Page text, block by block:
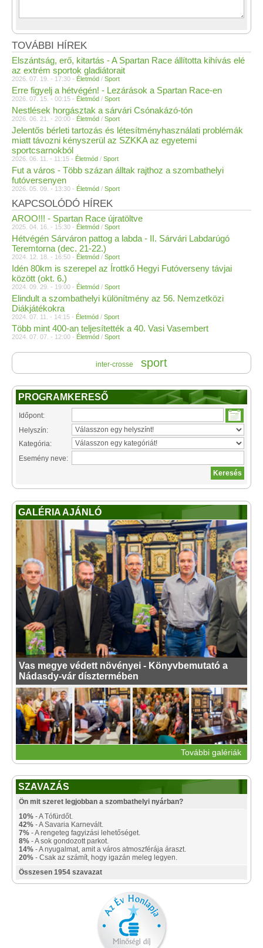
TOVÁBBI HÍREK
Elszántság, erő, kitartás - A Spartan Race állította kihívás elé
az extrém sportok gladiátorait
2026. 07. 19. - 17:30 - Életmód / Sport
Erre figyelj a hétvégén! - Lezárások a Spartan Race-en
2026. 07. 15. - 00:15 - Életmód / Sport
Nestlések horgásztak a sárvári Csónakázó-tón
2026. 06. 21. - 20:00 - Életmód / Sport
Jelentős bérleti tartozás és létesítményhasználati problémák
miatt távozni kényszerül az SZKKA az egyetemi
sportcsarnokból
2026. 06. 11. - 11:15 - Életmód / Sport
Fut a város - Több százan álltak rajthoz a szombathelyi
futóversenyen
2026. 05. 09. - 13:30 - Életmód / Sport
KAPCSOLÓDÓ HÍREK
AROO!!! - Spartan Race újratöltve
2025. 04. 16. - 15:30 - Életmód / Sport
Hétvégén Sárváron pattog a labda - II. Sárvári Labdarúgó
Teremtorna (dec. 21-22.)
2024. 12. 18. - 16:50 - Életmód / Sport
Idén 80km is szerepel az Írottkő Hegyi Futóverseny távjai
között (okt. 6.)
2024. 09. 29. - 19:00 - Életmód / Sport
Elindult a szombathelyi különítmény az 56. Nemzetközi
Diákjátékokra
2024. 07. 11. - 14:15 - Életmód / Sport
Több mint 400-an teljesítették a 40. Vasi Vasembert
2024. 07. 07. - 12:00 - Életmód / Sport
inter-crosse sport
PROGRAMKERESŐ
Időpont:
Helyszín:
Kategória:
Esemény neve:
GALÉRIA AJÁNLÓ
Vas megye védett növényei - Könyvbemutató a
Nádasdy-vár dísztermében
További galériák
SZAVAZÁS
Ön mit szeret legjobban a szombathelyi nyárban?
10% - A Tófürdőt.
42% - A Savaria Karnevált.
7% - A rengeteg fagyizási lehetőséget.
8% - A sok gondozott parkot.
14% - A nyugalmat, amit a város atmoszférája áraszt.
20% - Csak az számít, hogy igazán meleg legyen.
Összesen 1954 szavazat